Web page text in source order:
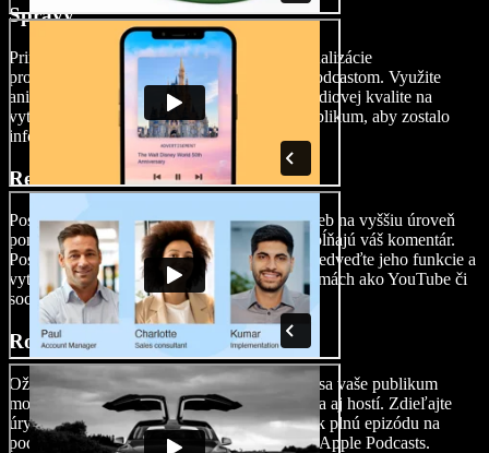
Správy
Prinašajte horúce novinky alebo dôležité aktualizácie
prostredníctvom vizuálne pútavých videí k podcastom. Využite
animácie, relevantné video klipy a zvuk v štúdiovej kvalite na
vytvorenie pohlcujúceho zážitku pre vaše publikum, aby zostalo
informované a zároveň sa bavilo.
Recenzie
Posuňte svoje recenzie produktov alebo služieb na vyššiu úroveň
pomocou videí k podcastom, kde vizuály dopĺňajú váš komentár.
Poskytnite komplexný pohľad na produkt, predveďte jeho funkcie a
vytvorte pre divákov pútavý obsah na platformách ako YouTube či
sociálne siete.
Rozhovory a hostia
Oživte svoje rozhovory pomocou videa, aby sa vaše publikum
mohlo napojiť na emócie a výrazy moderátora aj hostí. Zdieľajte
úryvky na sociálnych sieťach a propagujte tak plnú epizódu na
podcastových platformách ako Spotify alebo Apple Podcasts.